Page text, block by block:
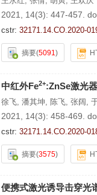
2021, 14(3): 447-457.
cstr: 32171.14.CO.2020-
摘要(5091)
中红外Fe2+:ZnSe激光
徐飞, 潘其坤, 陈飞, 张阔,
2021, 14(3): 458-469.
cstr: 32171.14.CO.2020-
摘要(3575)
便携式激光诱导击穿光